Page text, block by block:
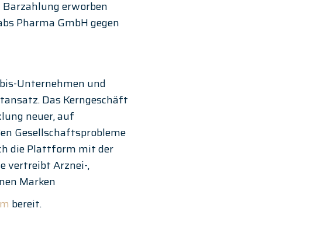
erworben
Pharma GmbH gegen
Unternehmen und
Das Kerngeschäft
neuer, auf
Gesellschaftsprobleme
die Plattform mit der
vertreibt Arznei-,
Marken
bereit.